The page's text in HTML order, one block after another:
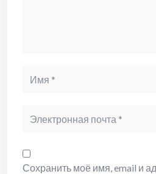
Сохранить моё имя, email и